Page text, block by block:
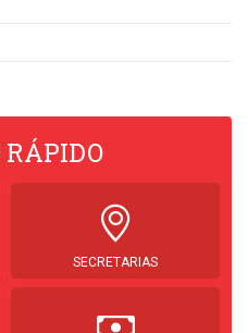
RÁPIDO
SECRETARIAS